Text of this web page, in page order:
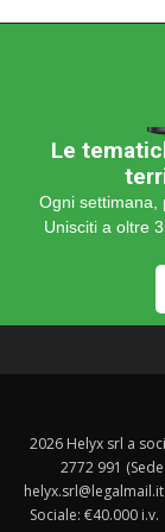
Le
Ogni settimana,
Unisciti a oltre
2026 Helyx srl a
2772 991
Sociale: €40.000